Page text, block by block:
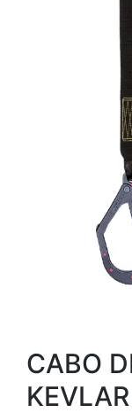
CABO